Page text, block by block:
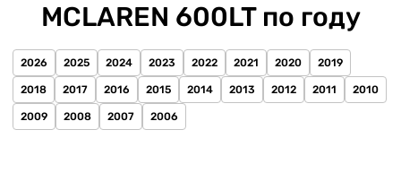
MCLAREN 600LT по году
2026 2025 2024 2023 2022 2021 2020 2019
2018 2017 2016 2015 2014 2013 2012 2011 2010
2009 2008 2007 2006